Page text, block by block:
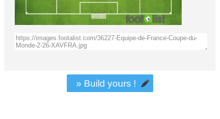
» Build yours !